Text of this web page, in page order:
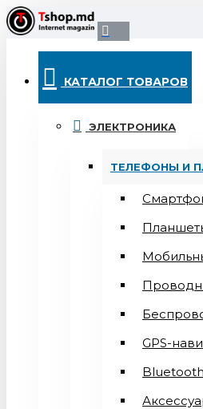
КАТАЛОГ ТОВАРОВ
ЭЛЕКТРОНИКА
ТЕЛЕФОНЫ И
GPS-